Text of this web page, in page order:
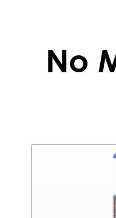
No